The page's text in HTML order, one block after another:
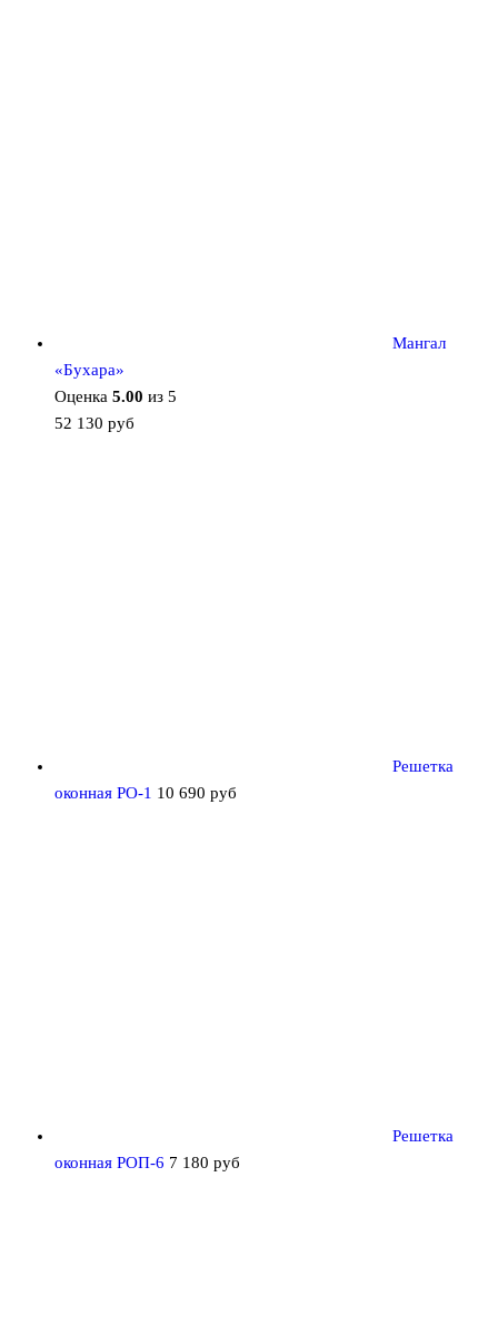
Мангал
«Бухара»
Оценка 5.00 из 5
52 130 руб
Решетка
оконная РО-1 10 690 руб
Решетка
оконная РОП-6 7 180 руб